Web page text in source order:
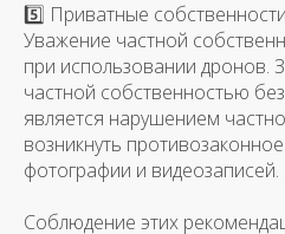
5️⃣ Приватные
Уважение частной
при использовании дронов.
частной собственностью
является нарушением
возникнуть
фотографии и видеозаписей.
Соблюдение этих